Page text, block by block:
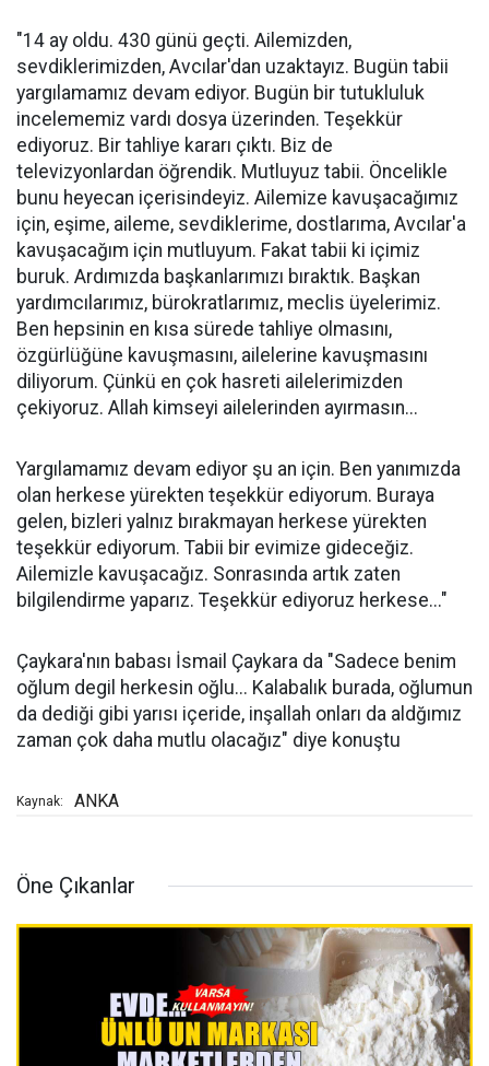
"14 ay oldu. 430 günü geçti. Ailemizden,
sevdiklerimizden, Avcılar'dan uzaktayız. Bugün tabii
yargılamamız devam ediyor. Bugün bir tutukluluk
incelememiz vardı dosya üzerinden. Teşekkür
ediyoruz. Bir tahliye kararı çıktı. Biz de
televizyonlardan öğrendik. Mutluyuz tabii. Öncelikle
bunu heyecan içerisindeyiz. Ailemize kavuşacağımız
için, eşime, aileme, sevdiklerime, dostlarıma, Avcılar'a
kavuşacağım için mutluyum. Fakat tabii ki içimiz
buruk. Ardımızda başkanlarımızı bıraktık. Başkan
yardımcılarımız, bürokratlarımız, meclis üyelerimiz.
Ben hepsinin en kısa sürede tahliye olmasını,
özgürlüğüne kavuşmasını, ailelerine kavuşmasını
diliyorum. Çünkü en çok hasreti ailelerimizden
çekiyoruz. Allah kimseyi ailelerinden ayırmasın...
Yargılamamız devam ediyor şu an için. Ben yanımızda
olan herkese yürekten teşekkür ediyorum. Buraya
gelen, bizleri yalnız bırakmayan herkese yürekten
teşekkür ediyorum. Tabii bir evimize gideceğiz.
Ailemizle kavuşacağız. Sonrasında artık zaten
bilgilendirme yaparız. Teşekkür ediyoruz herkese..."
Çaykara'nın babası İsmail Çaykara da "Sadece benim
oğlum degil herkesin oğlu... Kalabalık burada, oğlumun
da dediği gibi yarısı içeride, inşallah onları da aldğımız
zaman çok daha mutlu olacağız" diye konuştu
Kaynak: ANKA
Öne Çıkanlar